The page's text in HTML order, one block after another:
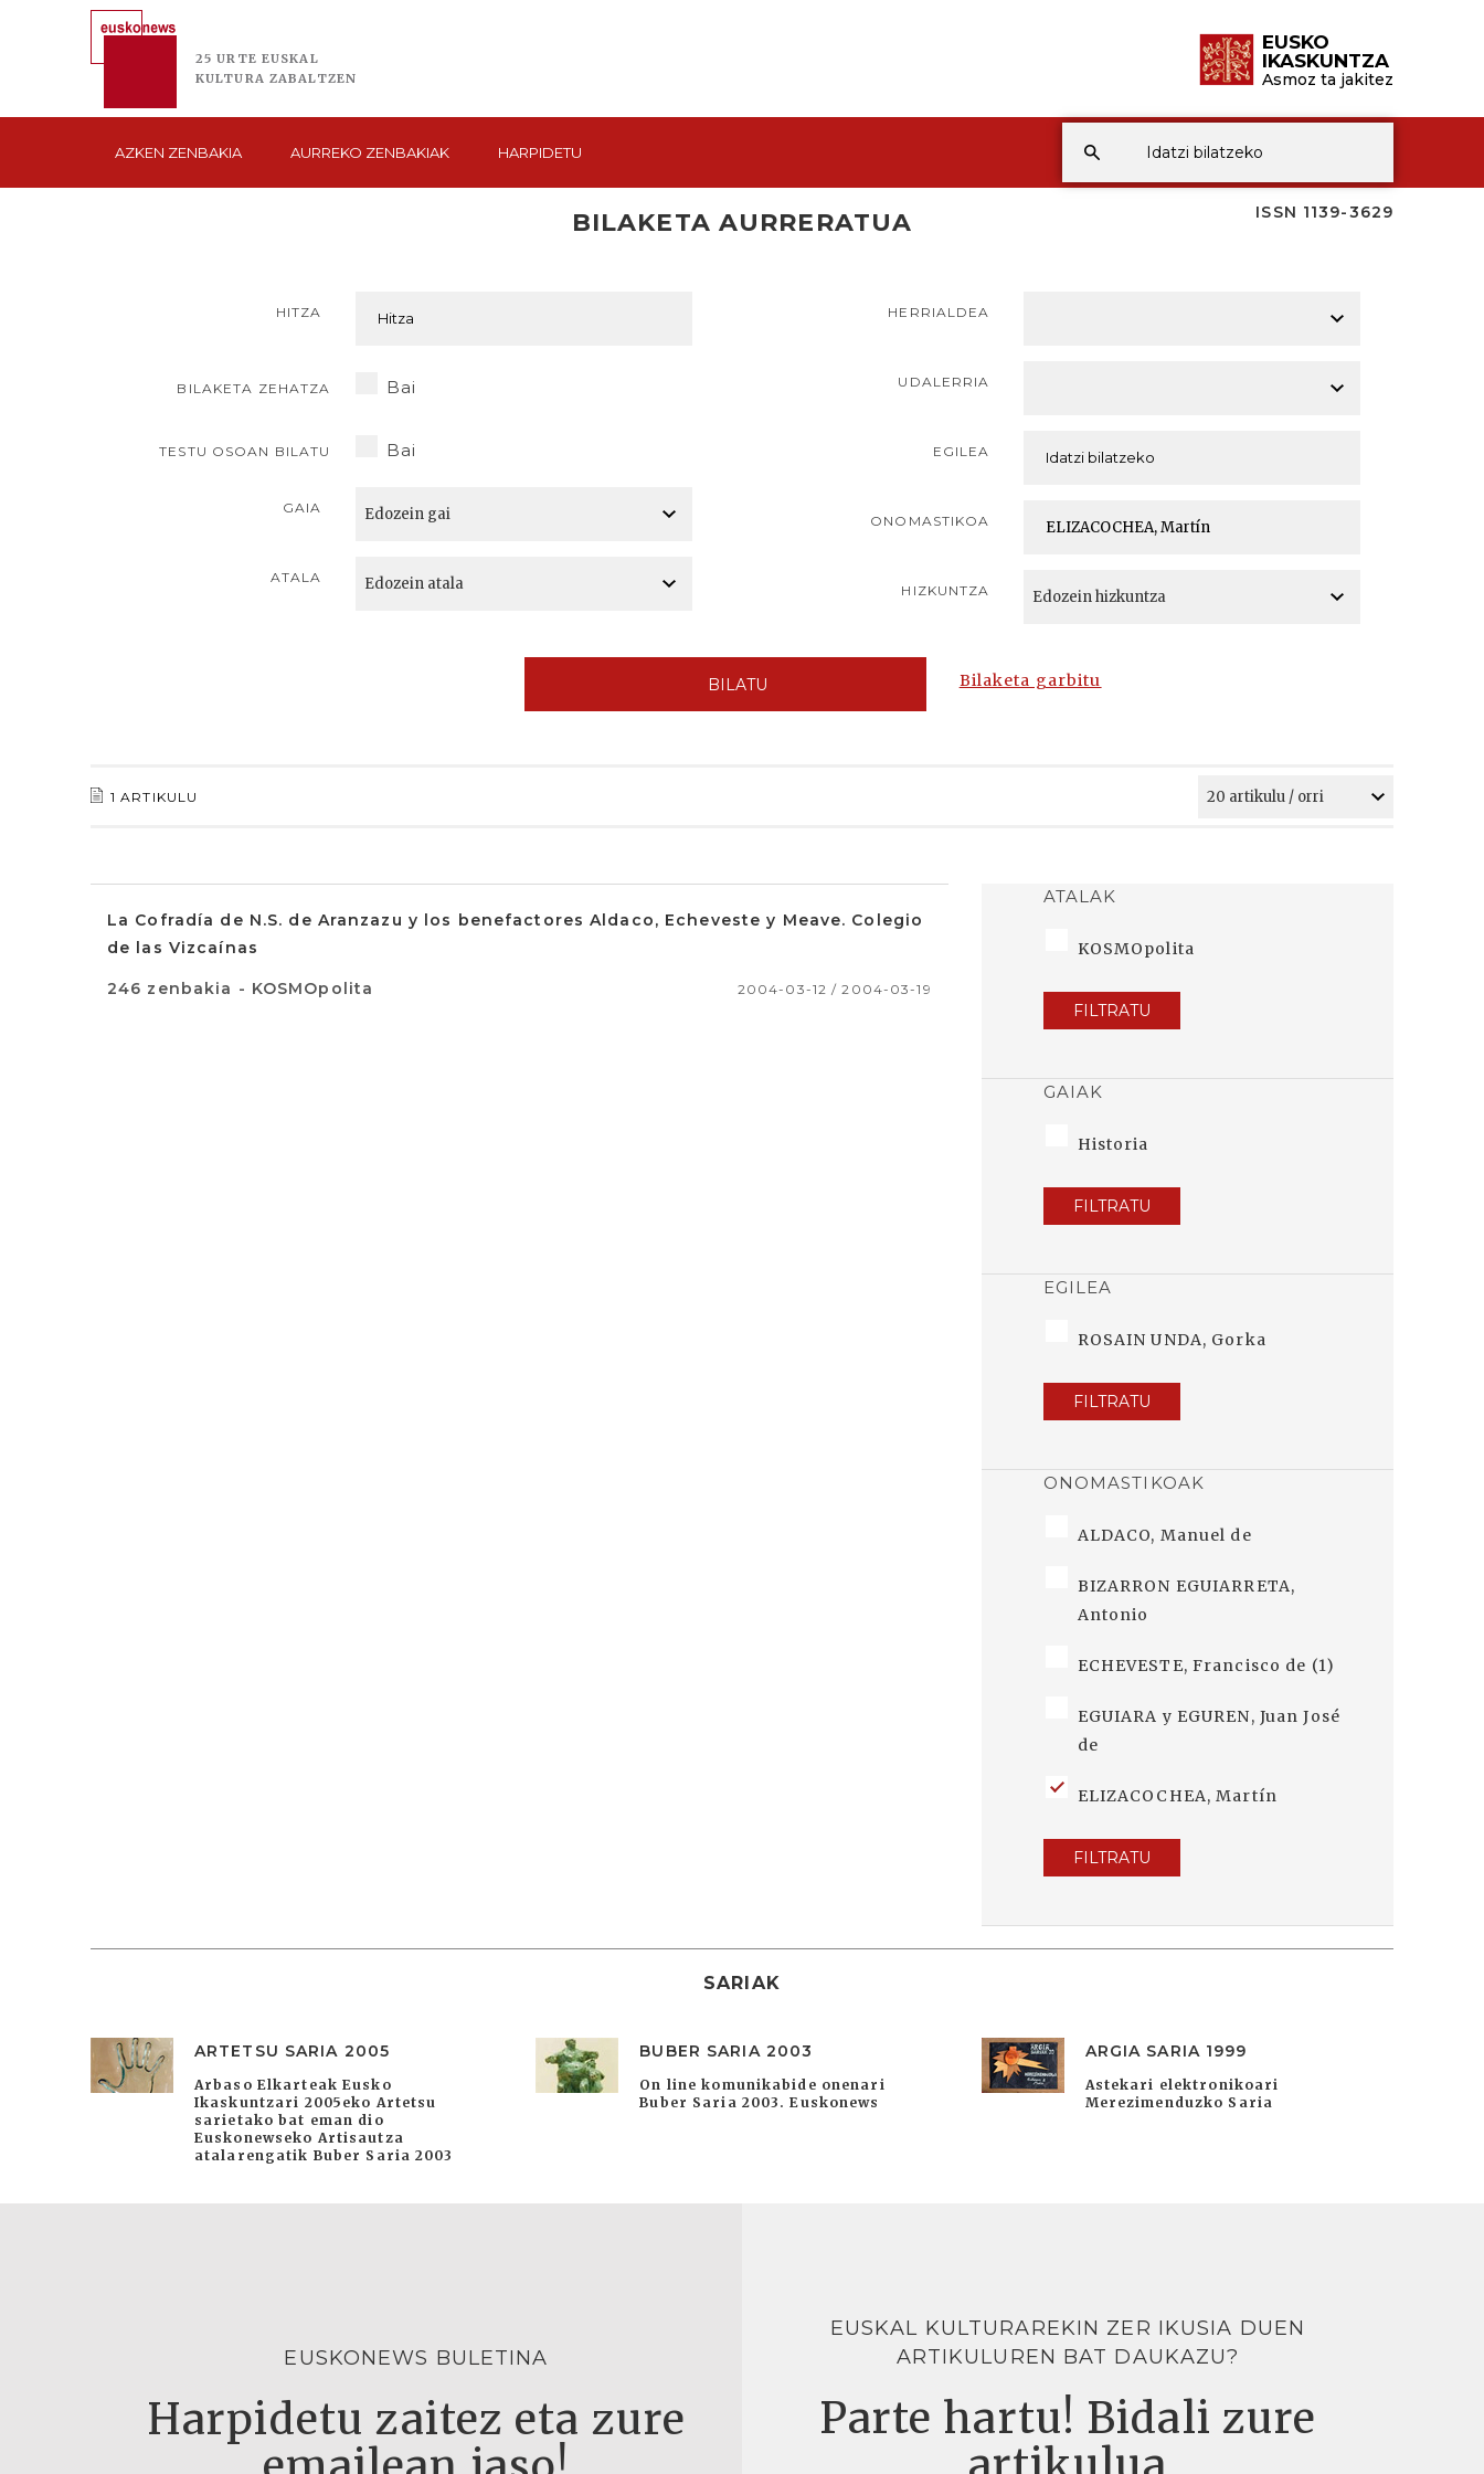
25 URTE EUSKAL
KULTURA ZABALTZEN
EUSKO
IKASKUNTZA
Asmoz ta jakitez
AZKEN ZENBAKIA AURREKO ZENBAKIAK HARPIDETU
ISSN 1139-3629
BILAKETA AURRERATUA
HITZA
BILAKETA ZEHATZA Bai
TESTU OSOAN BILATU Bai
GAIA
ATALA
HERRIALDEA
UDALERRIA
EGILEA
ONOMASTIKOA
HIZKUNTZA
BILATU Bilaketa garbitu
1 ARTIKULU
La Cofradía de N.S. de Aranzazu y los benefactores Aldaco, Echeveste y Meave. Colegio
de las Vizcaínas
246 zenbakia - KOSMOpolita 2004-03-12 / 2004-03-19
ATALAK
KOSMOpolita
FILTRATU
GAIAK
Historia
FILTRATU
EGILEA
ROSAIN UNDA, Gorka
FILTRATU
ONOMASTIKOAK
ALDACO, Manuel de
BIZARRON EGUIARRETA,
Antonio
ECHEVESTE, Francisco de (1)
EGUIARA y EGUREN, Juan José
de
ELIZACOCHEA, Martín
FILTRATU
SARIAK
ARTETSU SARIA 2005
Arbaso Elkarteak Eusko
Ikaskuntzari 2005eko Artetsu
sarietako bat eman dio
Euskonewseko Artisautza
atalarengatik Buber Saria 2003
BUBER SARIA 2003
On line komunikabide onenari
Buber Saria 2003. Euskonews
ARGIA SARIA 1999
Astekari elektronikoari
Merezimenduzko Saria
EUSKONEWS BULETINA
Harpidetu zaitez eta zure
EUSKAL KULTURAREKIN ZER IKUSIA DUEN
ARTIKULUREN BAT DAUKAZU?
Parte hartu! Bidali zure